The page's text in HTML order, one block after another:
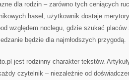
dla rodzin – zarówno tych ceniących
haseł, użytkownik dostaje
względem noclegu, gdzie szukać
będzie dla najmłodszych przygodą.
jest rodzinny charakter tekstów.
czytelnik – niezależnie od